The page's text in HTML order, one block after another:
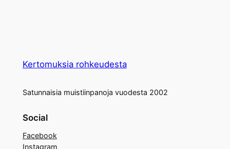
Kertomuksia rohkeudesta
Satunnaisia muistiinpanoja vuodesta 2002
Social
Facebook
Instagram